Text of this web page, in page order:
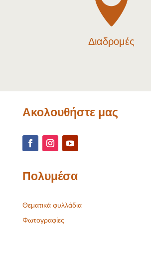
Διαδρομές
Ακολουθήστε μας
Πολυμέσα
Θεματικά φυλλάδια
Φωτογραφίες